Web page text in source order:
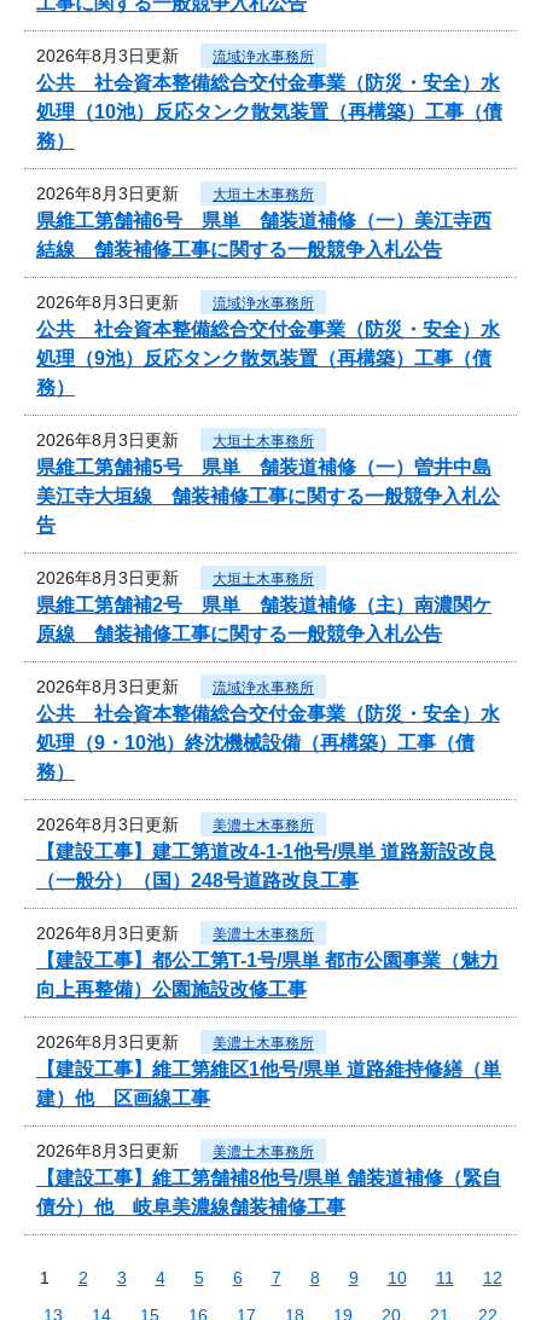
2026年8月3日更新 流域浄水事務所
公共 社会資本整備総合交付金事業（防災・安全）水
処理（10池）反応タンク散気装置（再構築）工事（債
務）
2026年8月3日更新 大垣土木事務所
県維工第舗補6号 県単 舗装道補修（一）美江寺西
結線 舗装補修工事に関する一般競争入札公告
2026年8月3日更新 流域浄水事務所
公共 社会資本整備総合交付金事業（防災・安全）水
処理（9池）反応タンク散気装置（再構築）工事（債
務）
2026年8月3日更新 大垣土木事務所
県維工第舗補5号 県単 舗装道補修（一）曽井中島
美江寺大垣線 舗装補修工事に関する一般競争入札公
告
2026年8月3日更新 大垣土木事務所
県維工第舗補2号 県単 舗装道補修（主）南濃関ケ
原線 舗装補修工事に関する一般競争入札公告
2026年8月3日更新 流域浄水事務所
公共 社会資本整備総合交付金事業（防災・安全）水
処理（9・10池）終沈機械設備（再構築）工事（債
務）
2026年8月3日更新 美濃土木事務所
【建設工事】建工第道改4-1-1他号/県単 道路新設改良
（一般分）（国）248号道路改良工事
2026年8月3日更新 美濃土木事務所
【建設工事】都公工第T-1号/県単 都市公園事業（魅力
向上再整備）公園施設改修工事
2026年8月3日更新 美濃土木事務所
【建設工事】維工第維区1他号/県単 道路維持修繕（単
建）他 区画線工事
2026年8月3日更新 美濃土木事務所
【建設工事】維工第舗補8他号/県単 舗装道補修（緊自
債分）他 岐阜美濃線舗装補修工事
1 2 3 4 5 6 7 8 9 10 11
12
13
14 15 16 17 18 19 20 21
22